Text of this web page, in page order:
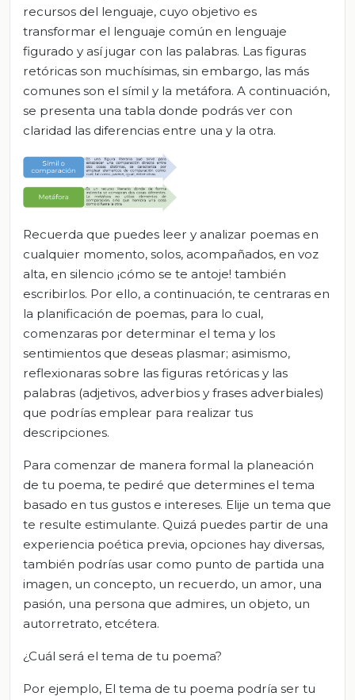
recursos del lenguaje, cuyo objetivo es
transformar el lenguaje común en lenguaje
figurado y así jugar con las palabras. Las figuras
retóricas son muchísimas, sin embargo, las más
comunes son el símil y la metáfora. A continuación,
se presenta una tabla donde podrás ver con
claridad las diferencias entre una y la otra.
Recuerda que puedes leer y analizar poemas en
cualquier momento, solos, acompañados, en voz
alta, en silencio ¡cómo se te antoje! también
escribirlos. Por ello, a continuación, te centraras en
la planificación de poemas, para lo cual,
comenzaras por determinar el tema y los
sentimientos que deseas plasmar; asimismo,
reflexionaras sobre las figuras retóricas y las
palabras (adjetivos, adverbios y frases adverbiales)
que podrías emplear para realizar tus
descripciones.
Para comenzar de manera formal la planeación
de tu poema, te pediré que determines el tema
basado en tus gustos e intereses. Elije un tema que
te resulte estimulante. Quizá puedes partir de una
experiencia poética previa, opciones hay diversas,
también podrías usar como punto de partida una
imagen, un concepto, un recuerdo, un amor, una
pasión, una persona que admires, un objeto, un
autorretrato, etcétera.
¿Cuál será el tema de tu poema?
Por ejemplo, El tema de tu poema podría ser tu